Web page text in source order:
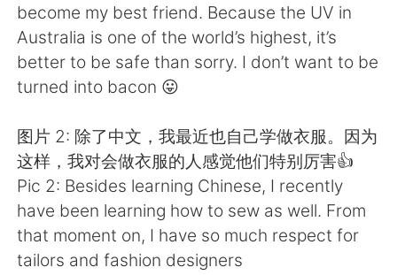
Türkçe Tiếng Việt
Português
become my best friend. Because the UV in
Australia is one of the world’s highest, it’s
better to be safe than sorry. I don’t want to be
turned into bacon 😛
图片 2: 除了中文，我最近也自己学做衣服。因为
这样，我对会做衣服的人感觉他们特别厉害👍
Pic 2: Besides learning Chinese, I recently
have been learning how to sew as well. From
that moment on, I have so much respect for
tailors and fashion designers